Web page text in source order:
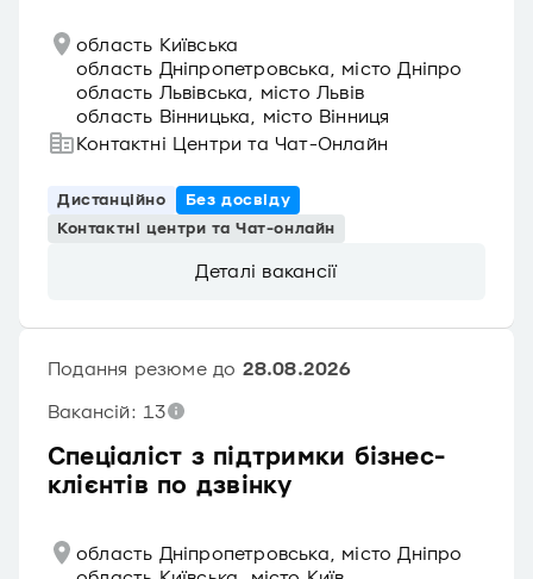
область Київська
область Дніпропетровська, місто Дніпро
область Львівська, місто Львів
область Вінницька, місто Вінниця
Контактні Центри та Чат-Онлайн
Дистанційно
Без досвіду
Контактні центри та Чат-онлайн
Деталі вакансії
Спеціаліст з підтримки бізнес-
клієнтів по дзвінку
Подання резюме до 28.08.2026
Вакансій: 13
область Дніпропетровська, місто Дніпро